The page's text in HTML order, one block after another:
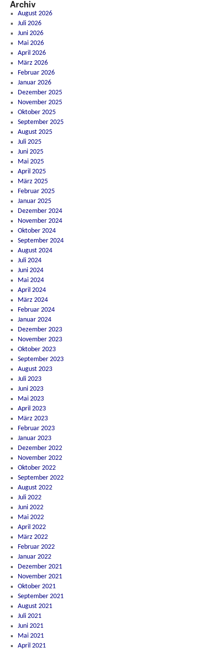
Archiv
August 2026
Juli 2026
Juni 2026
Mai 2026
April 2026
März 2026
Februar 2026
Januar 2026
Dezember 2025
November 2025
Oktober 2025
September 2025
August 2025
Juli 2025
Juni 2025
Mai 2025
April 2025
März 2025
Februar 2025
Januar 2025
Dezember 2024
November 2024
Oktober 2024
September 2024
August 2024
Juli 2024
Juni 2024
Mai 2024
April 2024
März 2024
Februar 2024
Januar 2024
Dezember 2023
November 2023
Oktober 2023
September 2023
August 2023
Juli 2023
Juni 2023
Mai 2023
April 2023
März 2023
Februar 2023
Januar 2023
Dezember 2022
November 2022
Oktober 2022
September 2022
August 2022
Juli 2022
Juni 2022
Mai 2022
April 2022
März 2022
Februar 2022
Januar 2022
Dezember 2021
November 2021
Oktober 2021
September 2021
August 2021
Juli 2021
Juni 2021
Mai 2021
April 2021